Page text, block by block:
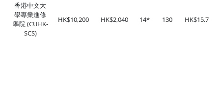
香港中文大
學專業進修
學院 (CUHK-
SCS)
HK$10,200 HK$2,040 14* 130 HK$15.7